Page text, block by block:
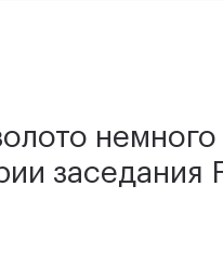
заседания